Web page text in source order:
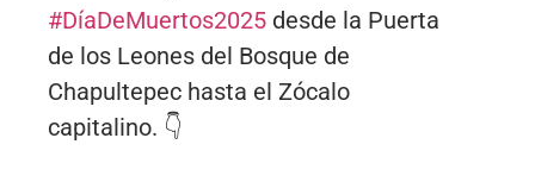
#DíaDeMuertos2025 desde la Puerta
de los Leones del Bosque de
Chapultepec hasta el Zócalo
capitalino. 👇